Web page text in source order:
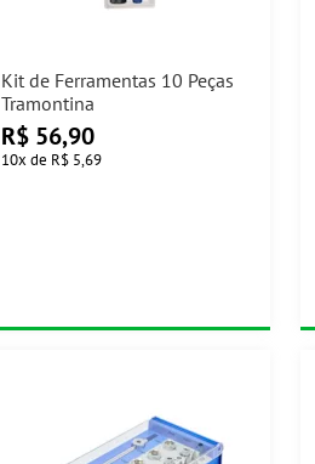
Kit de Ferramentas 10 Peças
Tramontina
R$ 56,90
10x de R$ 5,69